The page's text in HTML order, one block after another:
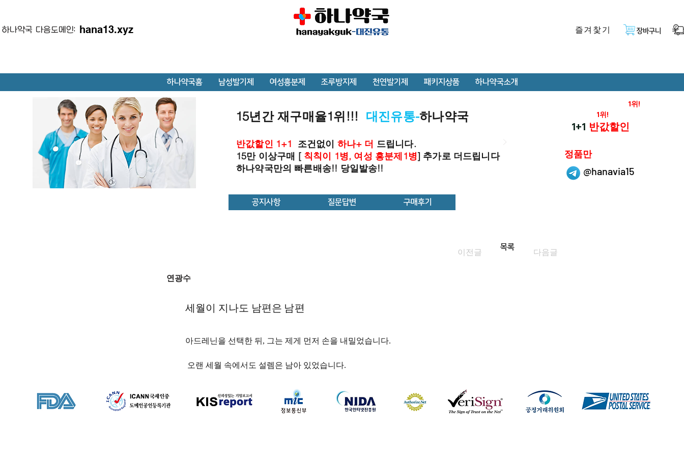
하나약국 다음도메인: hana13.xyz 즐겨찿기 장바구니
하나약국홈 남성발기제 여성흥분제 조루방지제 천연발기제 패키지상품 하나약국소개
15년간 재구매율1위!!! 대진유통-하나약국
반값할인 1+1 조건없이 하나+ 더 드립니다.
15만 이상구매 [ 칙칙이 1병, 여성 흥분제1병] 추가로 더드립니다
하나약국만의 빠른배송!! 당일발송!!
@hanavia15
1위!
1위!
1+1 반값할인
정품만
공지사항 질문답변 구매후기
이전글
목록
다음글
연광수
세월이 지나도 남편은 남편
아드레닌을 선택한 뒤, 그는 제게 먼저 손을 내밀었습니다.
오랜 세월 속에서도 설렘은 남아 있었습니다.